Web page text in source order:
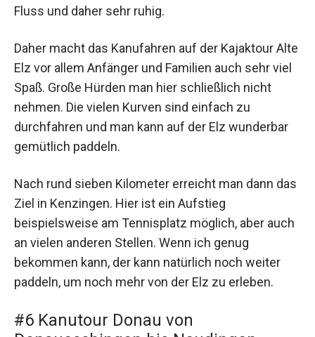
Fluss und daher sehr ruhig.
Daher macht das Kanufahren auf der Kajaktour Alte
Elz vor allem Anfänger und Familien auch sehr viel
Spaß. Große Hürden man hier schließlich nicht
nehmen. Die vielen Kurven sind einfach zu
durchfahren und man kann auf der Elz wunderbar
gemütlich paddeln.
Nach rund sieben Kilometer erreicht man dann das
Ziel in Kenzingen. Hier ist ein Aufstieg
beispielsweise am Tennisplatz möglich, aber auch
an vielen anderen Stellen. Wenn ich genug
bekommen kann, der kann natürlich noch weiter
paddeln, um noch mehr von der Elz zu erleben.
#6 Kanutour Donau von